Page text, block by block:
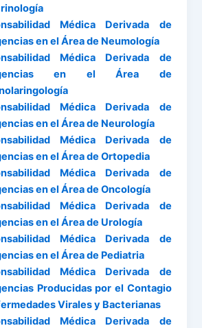
Médica Derivada de
en el Área de Neumología
Médica Derivada de
en el Área de
Médica Derivada de
en el Área de Neurología
Médica Derivada de
en el Área de Ortopedia
Médica Derivada de
en el Área de Oncología
Médica Derivada de
en el Área de Urología
Médica Derivada de
en el Área de Pediatria
Médica Derivada de
Producidas por el Contagio
Virales y Bacterianas
Médica Derivada de